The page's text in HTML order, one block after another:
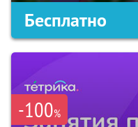
Бесплатно
-100%